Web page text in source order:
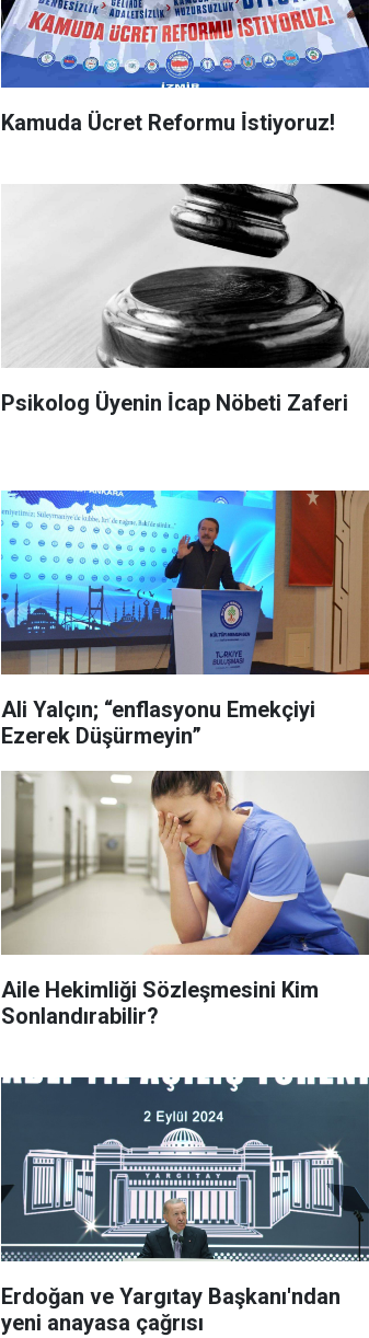
Kamuda Ücret Reformu İ̇stiyoruz!
Psikolog Üyenin İ̇cap Nöbeti Zaferi
Ali Yalçın; “enflasyonu Emekçiyi
Ezerek Düşürmeyin”
Aile Hekimliği Sözleşmesini Kim
Sonlandırabilir?
Erdoğan ve Yargıtay Başkanı'ndan
yeni anayasa çağrısı